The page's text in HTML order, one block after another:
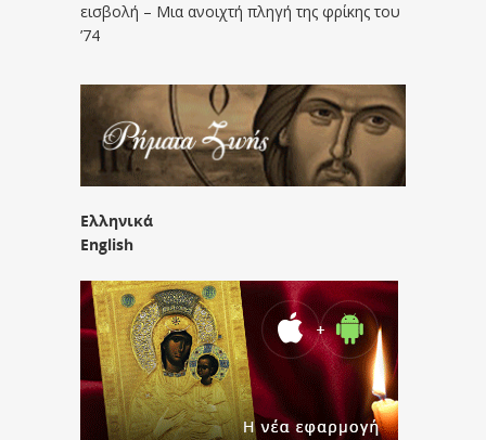
εισβολή – Μια ανοιχτή πληγή της φρίκης του
’74
Ελληνικά
English